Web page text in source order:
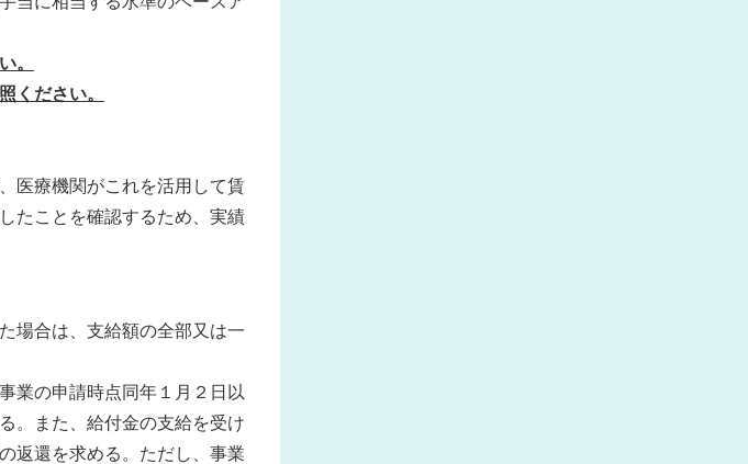
。
ください。
医療機関がこれを活用して賃
ことを確認するため、実績
場合は、支給額の全部又は一
業の申請時点同年１月２日以
また、給付金の支給を受け
還を求める。ただし、事業